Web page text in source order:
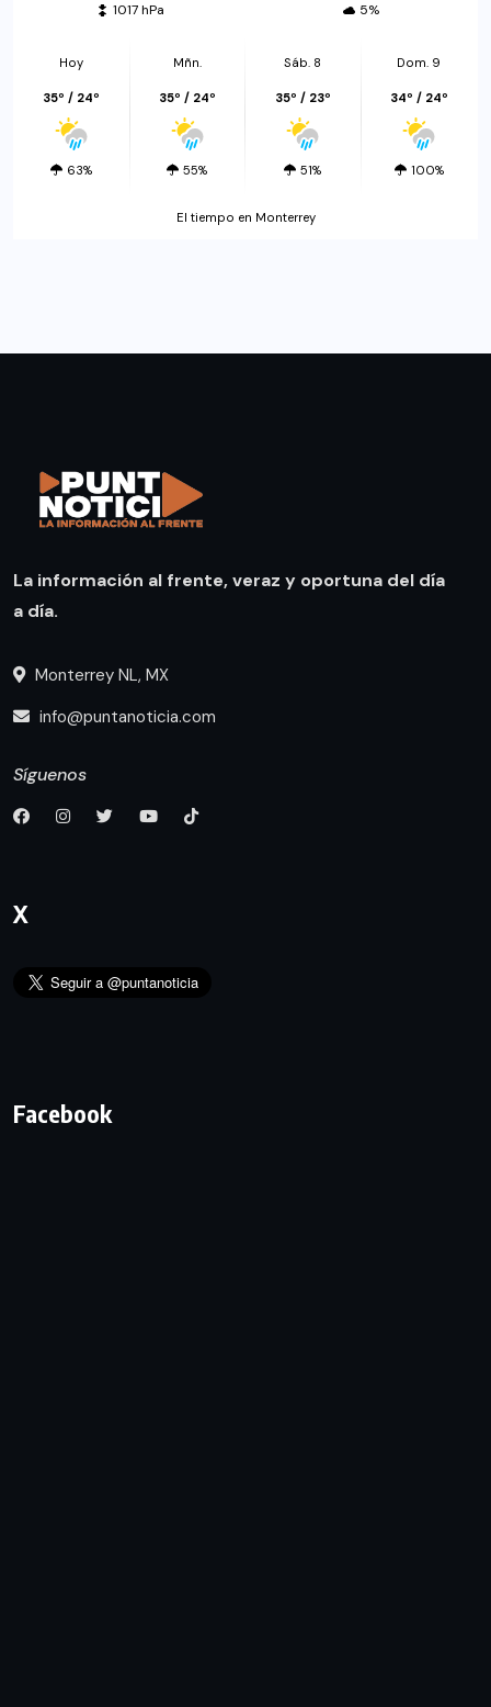
1017 hPa 5%
Hoy
35º / 24º
63%
Mñn.
35º / 24º
55%
Sáb. 8
35º / 23º
51%
Dom. 9
34º / 24º
100%
El tiempo en Monterrey
La información al frente, veraz y oportuna del día
a día.
Monterrey NL, MX
info@puntanoticia.com
Síguenos
X
Facebook